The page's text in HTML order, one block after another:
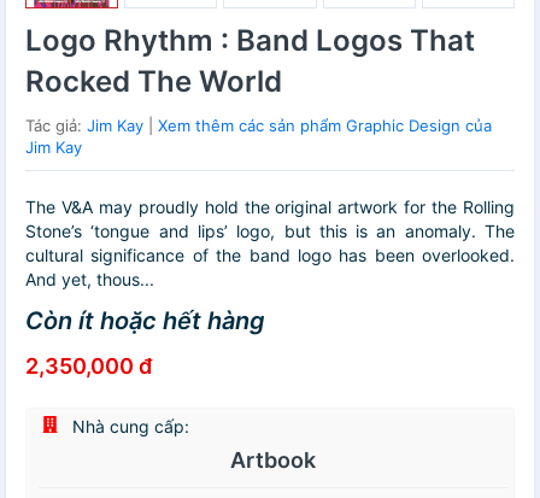
Logo Rhythm : Band Logos That
Rocked The World
Tác giả: Jim Kay
Xem thêm các sản phẩm Graphic Design của
Jim Kay
The V&A may proudly hold the original artwork for the Rolling
Stone’s ‘tongue and lips’ logo, but this is an anomaly. The
cultural significance of the band logo has been overlooked.
And yet, thous...
Còn ít hoặc hết hàng
2,350,000 đ
Nhà cung cấp:
Artbook